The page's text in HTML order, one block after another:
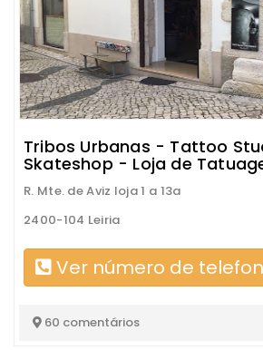
Tribos Urbanas - Tattoo
Skateshop - Loja de
R. Mte. de Aviz loja 1 a 13a
2400-104 Leiria
Ver número de
60 comentários